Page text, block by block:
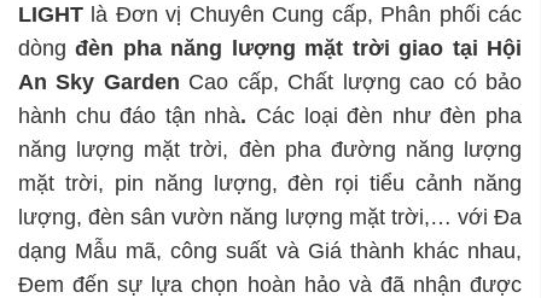
LIGHT là Đơn vị Chuyên Cung cấp, Phân phối các
dòngđèn pha năng lượng mặt trời giao tại Hội
An Sky Garden Cao cấp, Chất lượng cao có bảo
hành chu đáo tận nhà. Các loại đèn như đèn pha
năng lượng mặt trời, đèn pha đường năng lượng
mặt trời, pin năng lượng, đèn rọi tiểu cảnh năng
lượng, đèn sân vườn năng lượng mặt trời,… với Đa
dạng Mẫu mã, công suất và Giá thành khác nhau,
Đem đến sự lựa chọn hoàn hảo và đã nhận được